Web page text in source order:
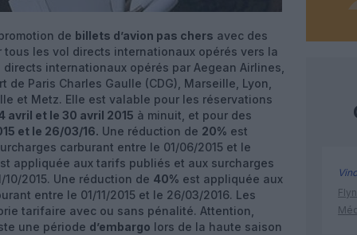
de billets d’avion pas chers avec des
les vol directs internationaux opérés vers la
internationaux opérés par Aegean Airlines,
Paris Charles Gaulle (CDG), Marseille, Lyon,
et Metz. Elle est valable pour les réservations
avril et le 30 avril 2015 à minuit, et pour des
et le 26/03/16. Une réduction de 20% est
carburant entre le 01/06/2015 et le
appliquée aux tarifs publiés et aux surcharges
2015. Une réduction de 40% est appliquée aux
entre le 01/11/2015 et le 26/03/2016. Les
tarifaire avec ou sans pénalité. Attention,
une période d’embargo lors de la haute saison